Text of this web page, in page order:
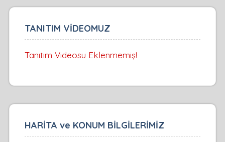
TANITIM VİDEOMUZ
Tanıtım Videosu Eklenmemiş!
HARİTA ve KONUM BİLGİLERİMİZ